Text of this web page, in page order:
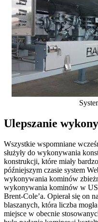
Ulepszanie
Wszystkie wspomniane
służyły do wykonywania
konstrukcji, które miały
późniejszym czasie system
wykonywania kominów
wykonywania kominów w
Brent-Cole’a. Opierał się on
blaszanych, która liczba
miejsce w obecnie